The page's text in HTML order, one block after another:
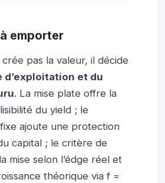
emporter
pas la valeur, il décide
d’exploitation et du
. La mise plate offre la
du yield ; le
ajoute une protection
capital ; le critère de
mise selon l’édge réel et
théorique via f =